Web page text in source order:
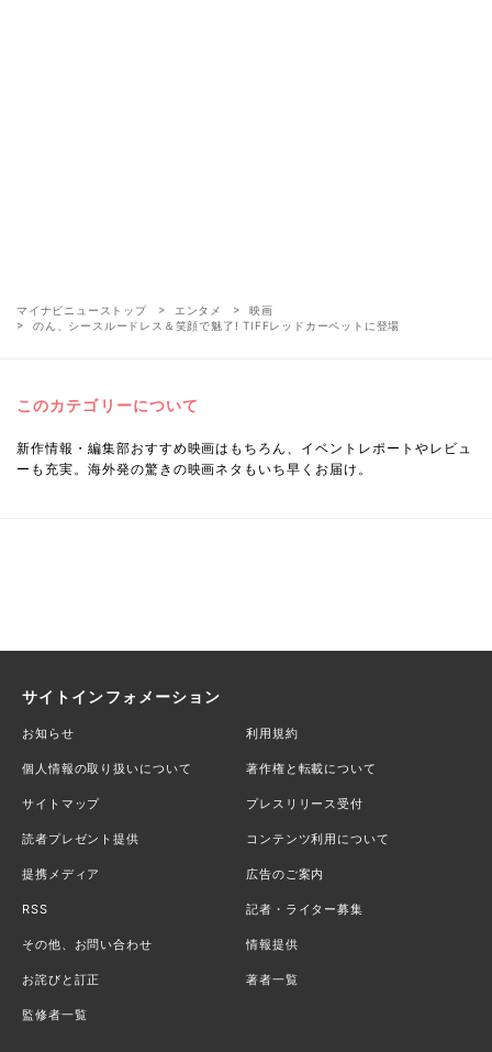
マイナビニューストップ エンタメ
映画
のん、シースルードレス＆笑顔で魅了! TIFFレッドカーペットに登場
このカテゴリーについて
新作情報・編集部おすすめ映画はもちろん、イベントレポートやレビュ
ーも充実。海外発の驚きの映画ネタもいち早くお届け。
サイトインフォメーション
お知らせ 利用規約
個人情報の取り扱いについて 著作権と転載について
サイトマップ プレスリリース受付
読者プレゼント提供 コンテンツ利用について
提携メディア 広告のご案内
RSS 記者・ライター募集
その他、お問い合わせ 情報提供
お詫びと訂正 著者一覧
監修者一覧